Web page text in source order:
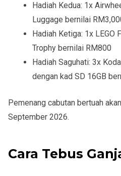
Hadiah Kedua: 1x
Luggage bernilai
Hadiah Ketiga: 1x LEGO
Trophy bernilai RM800
Hadiah Saguhati: 3x
dengan kad SD 16GB
Pemenang cabutan bertuah
September 2026.
Cara Tebus